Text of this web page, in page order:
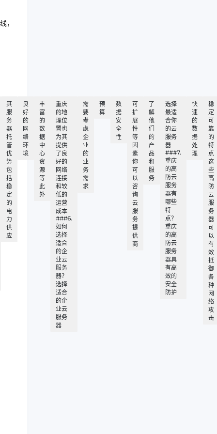
，
其
服
务
器
托
管
优
势
包
括
稳
定
的
电
力
供
应
良
好
的
网
络
环
境
丰
富
的
数
据
中
心
资
源
等
此
外
重庆
的地
理位
置也
为其
提供
了良
好的
网络
连接
和较
低的
运营
成本
###6.
如何
选择
适合
的企
业云
服务
器？
选择
适合
的企
业云
服务
器
需
要
考
虑
企
业
的
业
务
需
求
预
算
数
据
安
全
性
可
扩
展
性
等
因
素
你
可
以
咨
询
云
服
务
提
供
商
了
解
他
们
的
产
品
和
服
务
选择
最适
合你
的云
服务
器
###7.
重庆
的高
防云
服务
器有
哪些
特
点？
重庆
的高
防云
服务
器具
有高
效的
安全
防护
快
速
的
数
据
处
理
稳
定
可
靠
的
特
点
这
些
高
防
云
服
务
器
可
以
有
效
抵
御
各
种
网
络
攻
击